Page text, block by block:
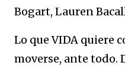
Bogart, Lauren
Lo que VIDA quiere
moverse, ante todo.